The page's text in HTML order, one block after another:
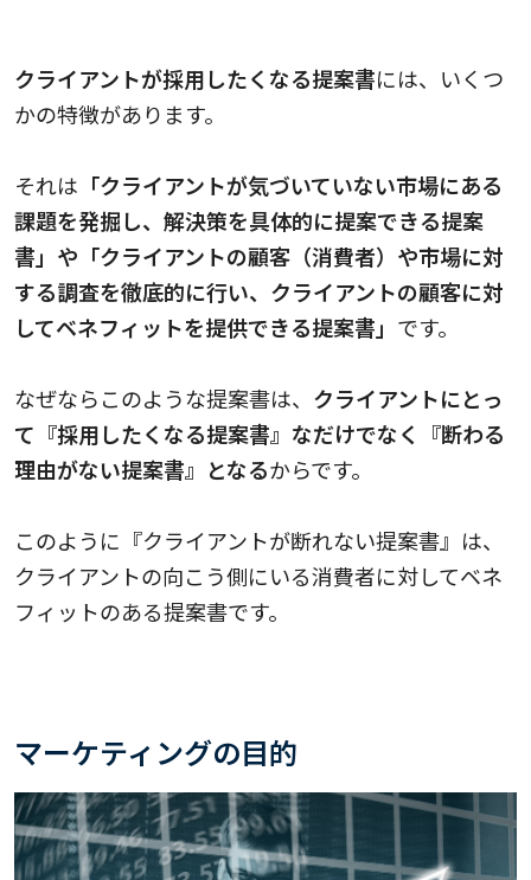
クライアントが採用したくなる提案書には、いくつ
かの特徴があります。
それは 「クライアントが気づいていない市場にある
課題を発掘し、解決策を具体的に提案できる提案
書」や「クライアントの顧客（消費者）や市場に対
する調査を徹底的に行い、クライアントの顧客に対
してベネフィットを提供できる提案書」 です。
なぜならこのような提案書は、 クライアントにとっ
て『採用したくなる提案書』なだけでなく『断わる
理由がない提案書』となるからです。
このように『クライアントが断れない提案書』は、
クライアントの向こう側にいる消費者に対してベネ
フィットのある提案書です。
マーケティングの目的